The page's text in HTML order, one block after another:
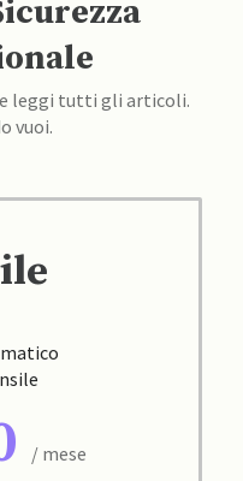
leggi tutti gli articoli.
vuoi.
/ mese